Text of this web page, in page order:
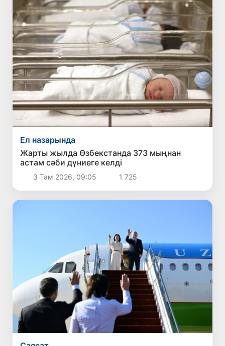
Ел назарында
Жарты жылда Өзбекстанда 373 мыңнан
астам сәби дүниеге келді
3 Там 2026, 09:05 1 725